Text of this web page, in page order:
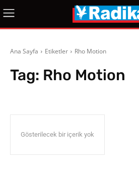
Ana Sayfa Etiketler Rho Motion
Tag: Rho Motion
Gösterilecek bir içerik yok